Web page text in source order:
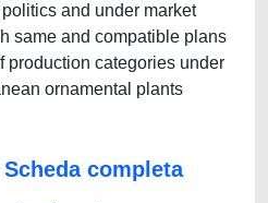
and under market
same and compatible plans
production categories under
ornamental plants
Scheda completa